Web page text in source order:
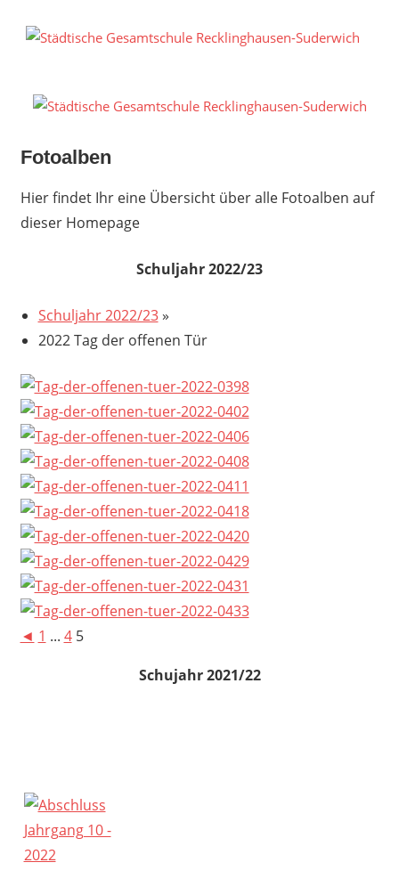
Inhalt
Fotoalben
Hier findet Ihr eine Übersicht über alle Fotoalben auf
dieser Homepage
Schuljahr 2022/23
Schuljahr 2022/23 »
2022 Tag der offenen Tür
◄ 1 ... 4 5
Schujahr 2021/22